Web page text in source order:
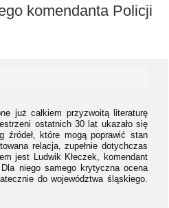
komendanta Policji
już całkiem przyzwoitą literaturę
ostatnich 30 lat ukazało się
źródeł, które mogą poprawić stan
relacja, zupełnie dotychczas
jest Ludwik Kłeczek, komendant
niego samego krytyczna ocena
do województwa śląskiego.